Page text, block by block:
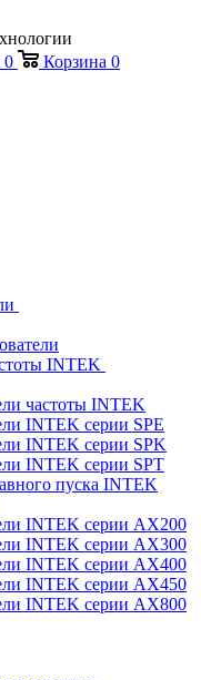
0 Корзина 0
INTEK
частоты INTEK
INTEK серии SPE
INTEK серии SPK
INTEK серии SPT
пуска INTEK
INTEK серии AX200
INTEK серии AX300
INTEK серии AX400
INTEK серии AX450
INTEK серии AX800